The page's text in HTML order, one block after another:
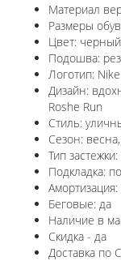
Материал
Размеры
Цвет:
Подошва:
Логотип:
Дизайн:
Roshe Run
Стиль:
Сезон:
Тип
Подкладка:
Амортизация:
Беговые: да
Наличие в
Скидка - да
Доставка по